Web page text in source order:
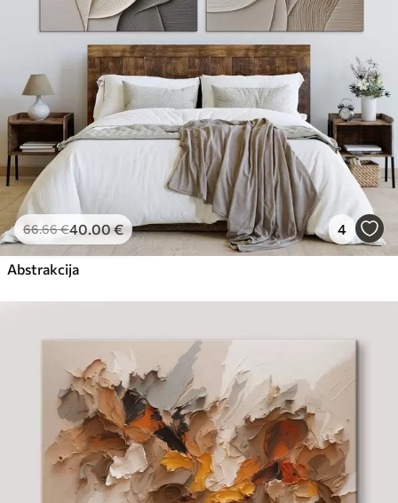
66.66€40.00€ 4
Abstrakcija